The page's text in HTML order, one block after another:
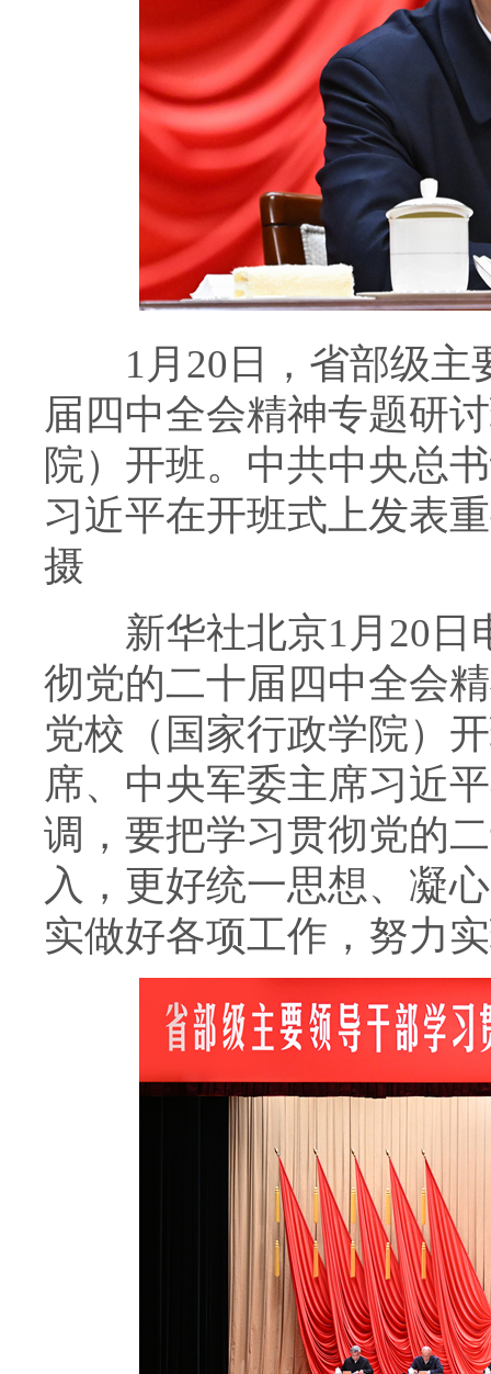
1月20日，省部级主
届四中全会精神专题研
院）开班。中共中央总
习近平在开班式上发表
摄
新华社北京1月20日
彻党的二十届四中全会
党校（国家行政学院）
席、中央军委主席习近
调，要把学习贯彻党的
入，更好统一思想、凝
实做好各项工作，努力